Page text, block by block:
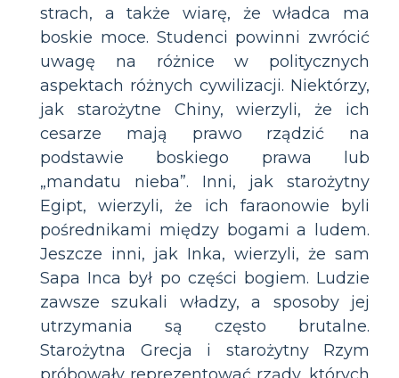
strach, a także wiarę, że władca ma
boskie moce. Studenci powinni zwrócić
uwagę na różnice w politycznych
aspektach różnych cywilizacji. Niektórzy,
jak starożytne Chiny, wierzyli, że ich
cesarze mają prawo rządzić na
podstawie boskiego prawa lub
„mandatu nieba”. Inni, jak starożytny
Egipt, wierzyli, że ich faraonowie byli
pośrednikami między bogami a ludem.
Jeszcze inni, jak Inka, wierzyli, że sam
Sapa Inca był po części bogiem. Ludzie
zawsze szukali władzy, a sposoby jej
utrzymania są często brutalne.
Starożytna Grecja i starożytny Rzym
próbowały reprezentować rządy, których